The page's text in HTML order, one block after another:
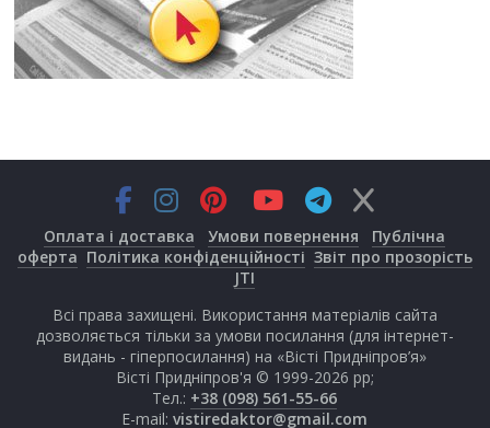
Оплата і доставка Умови повернення
Публічна
оферта Політика конфіденційності Звіт про прозорість
JTI
Всі права захищені. Використання матеріалів сайта
дозволяється тільки за умови посилання (для інтернет-
видань - гіперпосилання) на «Вісті Придніпров’я»
Вісті Придніпров'я © 1999-2026 рр;
Тел.: +38 (098) 561-55-66
E-mail: vistiredaktor@gmail.com